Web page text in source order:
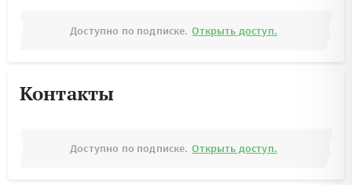
Доступно по подписке. Открыть доступ.
Контакты
Доступно по подписке. Открыть доступ.